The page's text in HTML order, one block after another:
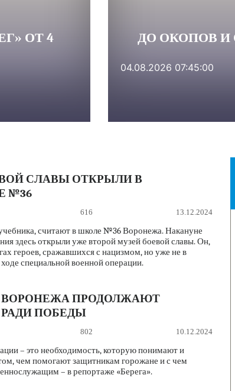
ОТ 4
ДО ОКОПОВ И
04.08.2026 07:45:00
СЛАВЫ ОТКРЫЛИ В
№36
616 13.12.2024
считают в школе №36 Воронежа. Накануне
здесь открыли уже второй музей боевой славы. Он,
героев, сражавшихся с нацизмом, но уже не в
специальной военной операции.
ПРОДОЛЖАЮТ
ПОБЕДЫ
802 10.12.2024
– это необходимость, которую понимают и
чем помогают защитникам горожане и с чем
– в репортаже «Берега».